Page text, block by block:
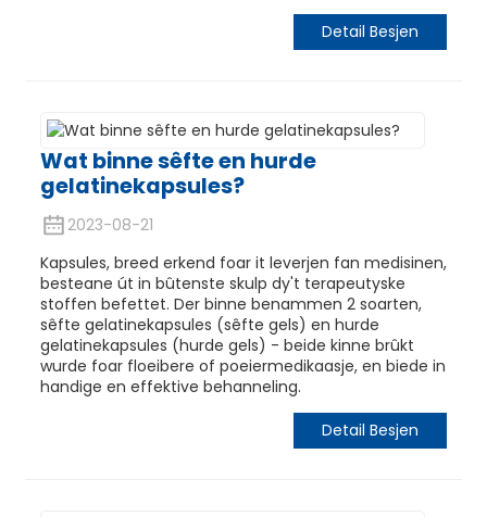
Detail Besjen
Wat binne sêfte en hurde
gelatinekapsules?
2023-08-21
Kapsules, breed erkend foar it leverjen fan medisinen,
besteane út in bûtenste skulp dy't terapeutyske
stoffen befettet. Der binne benammen 2 soarten,
sêfte gelatinekapsules (sêfte gels) en hurde
gelatinekapsules (hurde gels) - beide kinne brûkt
wurde foar floeibere of poeiermedikaasje, en biede in
handige en effektive behanneling.
Detail Besjen